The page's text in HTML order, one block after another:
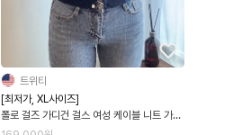
트위티
[최저가, XL사이즈]
폴로 걸즈 가디건 걸스 여성 케이블 니트 가디
건 QR코드 정품 미국백화점